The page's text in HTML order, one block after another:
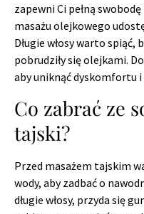
zapewni Ci pełną
masażu olejkowego
Długie włosy warto spiąć,
pobrudziły się olejkami.
aby uniknąć dyskomfortu i
Co zabrać ze
tajski?
Przed masażem tajskim
wody, aby zadbać o
długie włosy, przyda się